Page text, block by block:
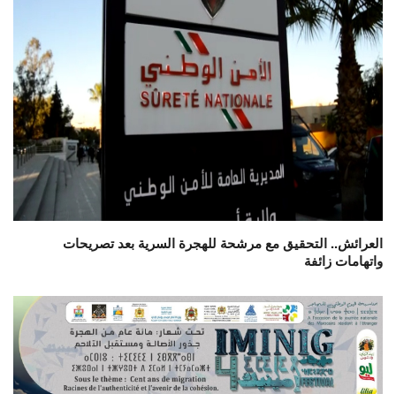
العرائش.. التحقيق مع مرشحة للهجرة السرية بعد تصريحات
واتهامات زائفة